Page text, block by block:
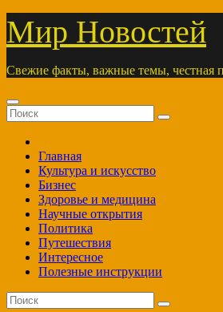
Перейти
содержимому
Мир Новостей
Свежие факты, важные темы, честная
Главная
Культура и искусство
Бизнес
Здоровье и медицина
Научные открытия
Политика
Путешествия
Интересное
Полезные инструкции